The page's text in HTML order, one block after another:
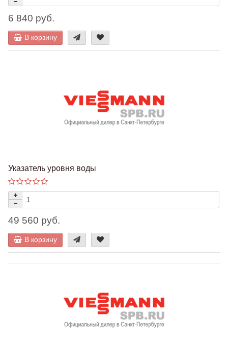
6 840 руб.
В корзину
Указатель уровня воды
49 560 руб.
В корзину